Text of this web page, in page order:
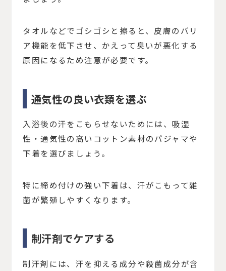
タオルなどでゴシゴシと擦ると、皮膚のバリ
ア機能を低下させ、かえって臭いが悪化する
原因になるため注意が必要です。
通気性の良い衣類を選ぶ
入浴後の汗をこもらせないためには、吸湿
性・通気性の高いコットン素材のパジャマや
下着を選びましょう。
特に締め付けの強い下着は、汗がこもって雑
菌が繁殖しやすくなります。
制汗剤でケアする
制汗剤には、汗を抑える成分や殺菌成分が含